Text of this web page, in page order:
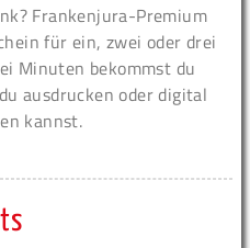
Frankenjura-Premium
für ein, zwei oder drei
Minuten bekommst du
ausdrucken oder digital
kannst.